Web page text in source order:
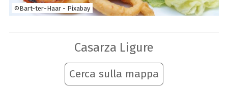
©Bart-ter-Haar - Pixabay
Casarza Ligure
Cerca sulla mappa